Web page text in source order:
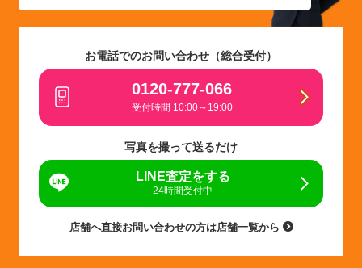
お電話でのお問い合わせ（総合受付）
0120-777-066
受付時間 10:00～19:00
写真を撮って送るだけ
LINE査定をする
24時間受付中
店舗へ直接お問い合わせの方は店舗一覧から